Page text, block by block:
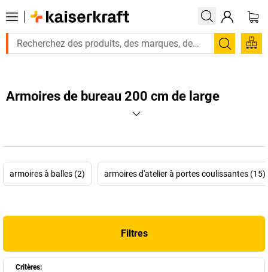
Armoires de bureau 200 cm de large
armoires à balles (2) armoires d'atelier à portes coulissantes (15)
Filtres
Critères: